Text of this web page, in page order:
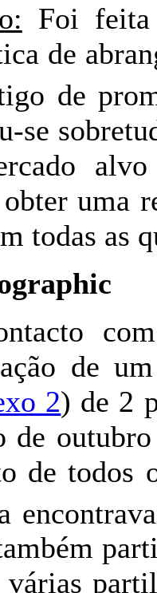
Foi feita
de
de
se
uma
todas as
de
2) de 2
de
de todos
várias